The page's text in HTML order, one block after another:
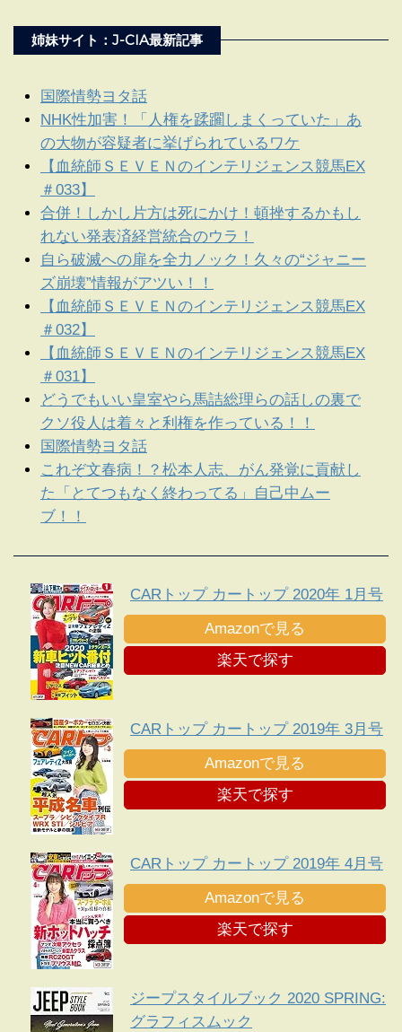
姉妹サイト：J-CIA最新記事
国際情勢ヨタ話
NHK性加害！「人権を蹂躙しまくっていた」あ
の大物が容疑者に挙げられているワケ
【血統師ＳＥＶＥＮのインテリジェンス競馬EX
＃033】
合併！しかし片方は死にかけ！頓挫するかもし
れない発表済経営統合のウラ！
自ら破滅への扉を全力ノック！久々の“ジャニー
ズ崩壊”情報がアツい！！
【血統師ＳＥＶＥＮのインテリジェンス競馬EX
＃032】
【血統師ＳＥＶＥＮのインテリジェンス競馬EX
＃031】
どうでもいい皇室やら馬詰総理らの話しの裏で
クソ役人は着々と利権を作っている！！
国際情勢ヨタ話
これぞ文春病！？松本人志、がん発覚に貢献し
た「とてつもなく終わってる」自己中ムー
ブ！！
CARトップ カートップ 2020年 1月号
Amazonで見る
楽天で探す
CARトップ カートップ 2019年 3月号
Amazonで見る
楽天で探す
CARトップ カートップ 2019年 4月号
Amazonで見る
楽天で探す
ジープスタイルブック 2020 SPRING:
グラフィスムック